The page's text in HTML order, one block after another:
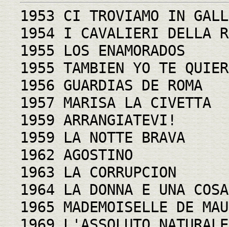
1953 CI TROVIAMO IN
1954 I CAVALIERI DELLA
1955 LOS ENAMORADOS
1955 TAMBIEN YO TE
1956 GUARDIAS DE ROMA
1957 MARISA LA CIVETTA
1959 ARRANGIATEVI!
1959 LA NOTTE BRAVA
1962 AGOSTINO
1963 LA CORRUPCION
1964 LA DONNA E UNA
1965 MADEMOISELLE DE